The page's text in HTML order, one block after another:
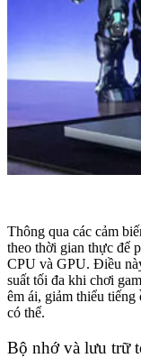
Thông qua các cảm
theo thời gian thực để
CPU và GPU. Điều
suất tối đa khi chơi
êm ái, giảm thiểu tiếng
có thể.
Bộ nhớ và lưu trữ